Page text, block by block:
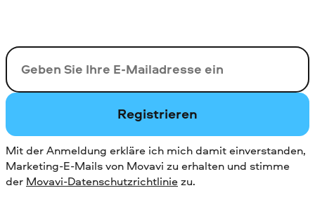
Ihre E-Mail-Addresse
Registrieren
Mit der Anmeldung erkläre ich mich damit einverstanden,
Marketing-E-Mails von Movavi zu erhalten und stimme
der Movavi-Datenschutzrichtliniezu.